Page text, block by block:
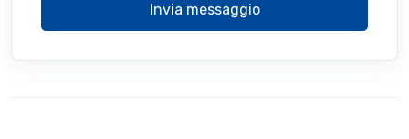
Invia messaggio